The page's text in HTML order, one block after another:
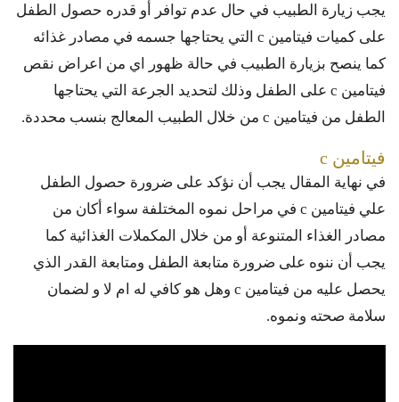
يجب زيارة الطبيب في حال عدم توافر أو قدره حصول الطفل
على كميات فيتامين c التي يحتاجها جسمه في مصادر غذائه
كما ينصح بزيارة الطبيب في حالة ظهور اي من اعراض نقص
فيتامين c على الطفل وذلك لتحديد الجرعة التي يحتاجها
الطفل من فيتامين c من خلال الطبيب المعالج بنسب محددة.
فيتامين c
في نهاية المقال يجب أن نؤكد على ضرورة حصول الطفل
علي فيتامين c في مراحل نموه المختلفة سواء أكان من
مصادر الغذاء المتنوعة أو من خلال المكملات الغذائية كما
يجب أن ننوه على ضرورة متابعة الطفل ومتابعة القدر الذي
يحصل عليه من فيتامين c وهل هو كافي له ام لا و لضمان
سلامة صحته ونموه.